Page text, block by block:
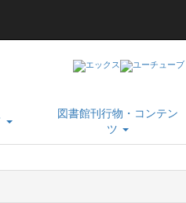
図書館刊行物・コンテン
ツ